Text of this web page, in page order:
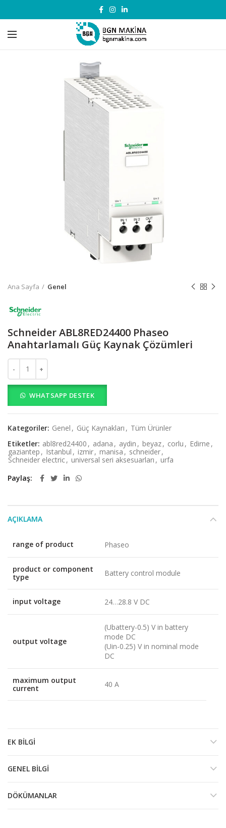
Ana Sayfa Genel
Schneider ABL8RED24400 Phaseo
Anahtarlamalı Güç Kaynak Çözümleri
Schneider ABL8RED24400 Phaseo Anahtarlamalı Güç Kaynak
WHATSAPP DESTEK
Kategoriler: Genel , Güç Kaynakları , Tüm Ürünler
Etiketler: abl8red24400 , adana , aydin , beyaz, corlu , Edirne ,
gaziantep , Istanbul , izmir, manisa, schneider,
Schneider electric, universal seri aksesuarları , urfa
Paylaş
AÇIKLAMA
range of product Phaseo
product or component
type
Battery control module
input voltage 24…28.8 V DC
output voltage
(Ubattery-0.5) V in battery
mode DC
(Uin-0.25) V in nominal mode
DC
maximum output
current
40 A
EK BILGI
GENEL BILGI
DÖKÜMANLAR